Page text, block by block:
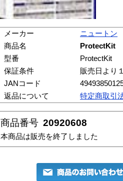
メーカー
ニュートン
商品名
ProtectKit
型番
ProtectKit
保証条件
販売日より
JANコード
返品について
特定商取引
商品番号 20920608
本商品は販売を終了しました